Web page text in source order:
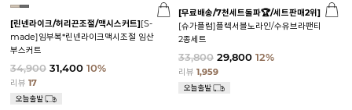
[린넨라이크/허리끈조절/맥시스커트][S-
made]임부복*린넨라이크맥시조절 임산
부스커트
34,900 31,400 10%
리뷰 17
[무료배송/7천세트돌파🏆/세트판매2위]
[슈가플럼]플렉서블노라인/수유브라팬티
2종세트
33,800 29,800 12%
리뷰 1,959